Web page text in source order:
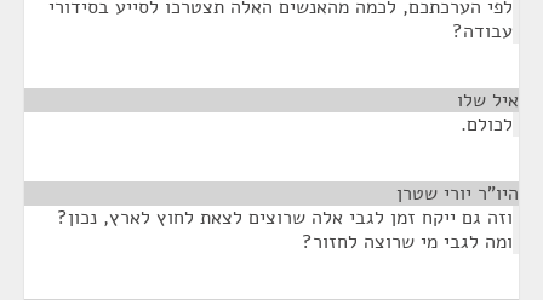
לפי הערכתכם, לכמה מהאנשים האלה תצטרכו לסייע בסידורי
עבודה?
איל שלו
לכולם.
היו"ר יורי שטרן
וזה גם ייקח זמן לגבי אלה שרוצים לצאת לחוץ לארץ, נכון?
ומה לגבי מי שרוצה לחזור?